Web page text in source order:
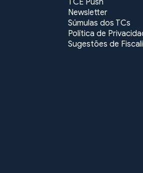
TCE Push
Newsletter
Súmulas dos TCs
Política de
Sugestões de